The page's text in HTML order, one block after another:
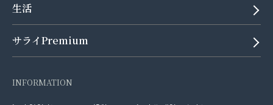
生活
サライPremium
INFORMATION